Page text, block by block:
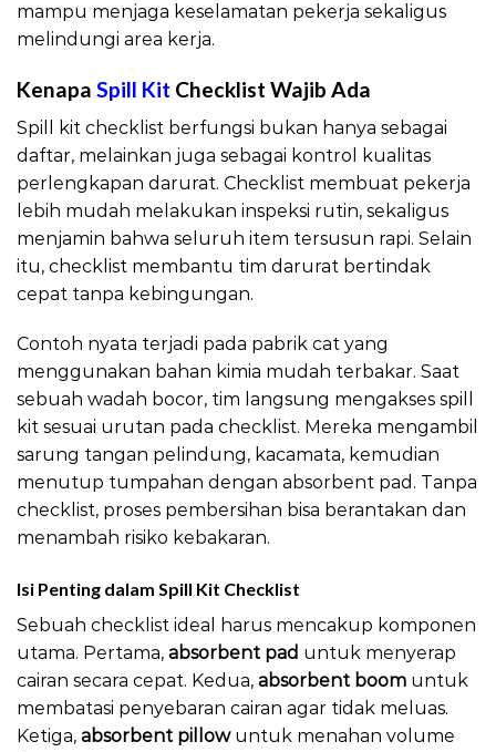
mampu menjaga keselamatan pekerja sekaligus
melindungi area kerja.
Kenapa Spill Kit Checklist Wajib Ada
Spill kit checklist berfungsi bukan hanya sebagai
daftar, melainkan juga sebagai kontrol kualitas
perlengkapan darurat. Checklist membuat pekerja
lebih mudah melakukan inspeksi rutin, sekaligus
menjamin bahwa seluruh item tersusun rapi. Selain
itu, checklist membantu tim darurat bertindak
cepat tanpa kebingungan.
Contoh nyata terjadi pada pabrik cat yang
menggunakan bahan kimia mudah terbakar. Saat
sebuah wadah bocor, tim langsung mengakses spill
kit sesuai urutan pada checklist. Mereka mengambil
sarung tangan pelindung, kacamata, kemudian
menutup tumpahan dengan absorbent pad. Tanpa
checklist, proses pembersihan bisa berantakan dan
menambah risiko kebakaran.
Isi Penting dalam Spill Kit Checklist
Sebuah checklist ideal harus mencakup komponen
utama. Pertama, absorbent pad untuk menyerap
cairan secara cepat. Kedua, absorbent boom untuk
membatasi penyebaran cairan agar tidak meluas.
Ketiga, absorbent pillowuntuk menahan volume